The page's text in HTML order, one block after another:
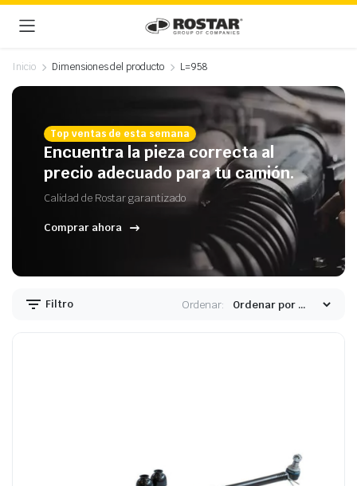
Inicio Dimensiones del producto L=958
Top ventas de esta semana
Encuentra la pieza correcta al
precio adecuado para tu camión.
Calidad de Rostar garantizado
Comprar ahora
Filtro Ordenar: